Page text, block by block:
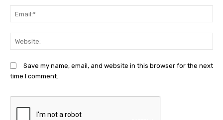
Save my name, email, and website in this browser for the next
time I comment.